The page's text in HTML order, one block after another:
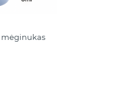
mėginukas